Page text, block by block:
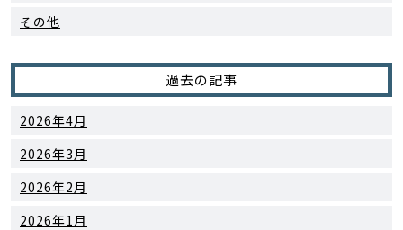
その他
過去の記事
2026年4月
2026年3月
2026年2月
2026年1月